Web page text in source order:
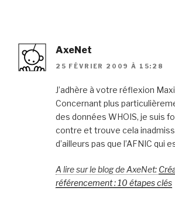
AxeNet
25 FÉVRIER 2009 À 15:28
J’adhère à votre réflexion
Concernant plus
des données WHOIS, je suis
contre et trouve cela
d’ailleurs pas que l’AFNIC qui
A lire sur le blog de AxeNet:
référencement : 10 étapes clés